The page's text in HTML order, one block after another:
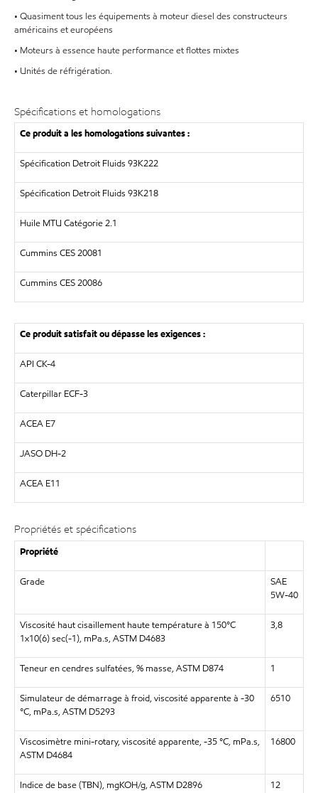
• Quasiment tous les équipements à moteur diesel des constructeurs
américains et européens
• Moteurs à essence haute performance et flottes mixtes
• Unités de réfrigération.
Spécifications et homologations
Ce produit a les homologations suivantes :
Spécification Detroit Fluids 93K222
Spécification Detroit Fluids 93K218
Huile MTU Catégorie 2.1
Cummins CES 20081
Cummins CES 20086
Ce produit satisfait ou dépasse les exigences :
API CK-4
Caterpillar ECF-3
ACEA E7
JASO DH-2
ACEA E11
Propriétés et spécifications
Propriété
Grade
SAE
5W-40
Viscosité haut cisaillement haute température à 150°C
1x10(6) sec(-1), mPa.s, ASTM D4683
3,8
Teneur en cendres sulfatées, % masse, ASTM D874 1
Simulateur de démarrage à froid, viscosité apparente à -30
°C, mPa.s, ASTM D5293
6510
Viscosimètre mini-rotary, viscosité apparente, -35 °C, mPa.s,
ASTM D4684
16800
Indice de base (TBN), mgKOH/g, ASTM D2896 12